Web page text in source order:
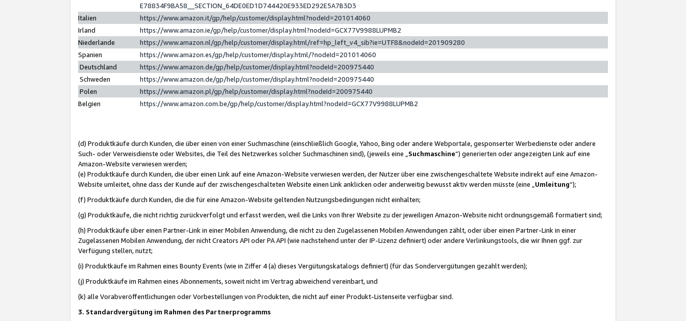
E78834F9BA58__SECTION_64DE0ED1D744420E933ED292E5A7B3D3
Italien
https://www.amazon.it/gp/help/customer/display.html?nodeId=201014060
Irland
https://www.amazon.ie/gp/help/customer/display.html?nodeId=GCX77V9988LUPMB2
Niederlande
https://www.amazon.nl/gp/help/customer/display.html/ref=hp_left_v4_sib?ie=UTF8&nodeId=201909280
Spanien
https://www.amazon.es/gp/help/customer/display.html/?nodeId=201014060
Deutschland
https://www.amazon.de/gp/help/customer/display.html?nodeId=200975440
Schweden
https://www.amazon.de/gp/help/customer/display.html?nodeId=200975440
Polen
https://www.amazon.pl/gp/help/customer/display.html?nodeId=200975440
Belgien
https://www.amazon.com.be/gp/help/customer/display.html?nodeId=GCX77V9988LUPMB2
(d) Produktkäufe durch Kunden, die über einen von einer Suchmaschine (einschließlich Google, Yahoo, Bing oder andere Webportale, gesponserter Werbedienste oder andere
Such- oder Verweisdienste oder Websites, die Teil des Netzwerkes solcher Suchmaschinen sind), (jeweils eine „ Suchmaschine“) generierten oder angezeigten Link auf eine
Amazon-Website verwiesen werden;
(e) Produktkäufe durch Kunden, die über einen Link auf eine Amazon-Website verwiesen werden, der Nutzer über eine zwischengeschaltete Website indirekt auf eine Amazon-
Website umleitet, ohne dass der Kunde auf der zwischengeschalteten Website einen Link anklicken oder anderweitig bewusst aktiv werden müsste (eine „ Umleitung“);
(f) Produktkäufe durch Kunden, die die für eine Amazon-Website geltenden Nutzungsbedingungen nicht einhalten;
(g) Produktkäufe, die nicht richtig zurückverfolgt und erfasst werden, weil die Links von Ihrer Website zu der jeweiligen Amazon-Website nicht ordnungsgemäß formatiert sind;
(h) Produktkäufe über einen Partner-Link in einer Mobilen Anwendung, die nicht zu den Zugelassenen Mobilen Anwendungen zählt, oder über einen Partner-Link in einer
Zugelassenen Mobilen Anwendung, der nicht Creators API oder PA API (wie nachstehend unter der IP-Lizenz definiert) oder andere Verlinkungstools, die wir Ihnen ggf. zur
Verfügung stellen, nutzt;
(i) Produktkäufe im Rahmen eines Bounty Events (wie in Ziffer 4 (a) dieses Vergütungskatalogs definiert) (für das Sondervergütungen gezahlt werden);
(j) Produktkäufe im Rahmen eines Abonnements, soweit nicht im Vertrag abweichend vereinbart, und
(k) alle Vorabveröffentlichungen oder Vorbestellungen von Produkten, die nicht auf einer Produkt-Listenseite verfügbar sind.
3. Standardvergütung im Rahmen des Partnerprogramms